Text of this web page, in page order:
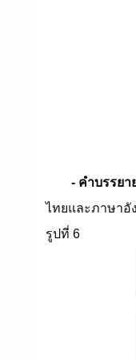
- คำบรรยา
ไทยและภาษาอั
รูปที่ 6